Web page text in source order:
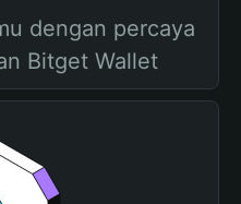
dengan percaya
Bitget Wallet